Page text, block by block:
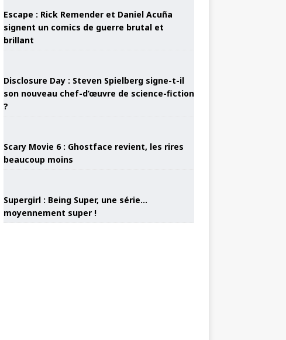
Escape : Rick Remender et Daniel Acuña
signent un comics de guerre brutal et
brillant
Disclosure Day : Steven Spielberg signe-t-il
son nouveau chef-d’œuvre de science-fiction
?
Scary Movie 6 : Ghostface revient, les rires
beaucoup moins
Supergirl : Being Super, une série…
moyennement super !